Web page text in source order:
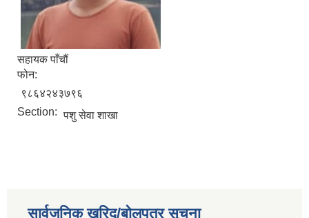
सहायक पाँचौं
फोन:
९८६४२४३७९६
Section: पशु सेवा शाखा
सार्वजनिक खरिद/बोलपत्र सूचना